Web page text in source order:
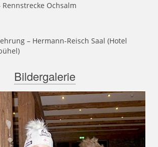
Rennstrecke Ochsalm
– Hermann-Reisch Saal (Hotel
Bildergalerie